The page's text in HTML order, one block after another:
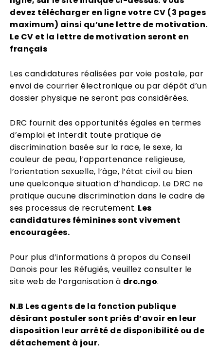
devez télécharger en ligne votre CV (3 pages
maximum) ainsi qu’une lettre de motivation.
Le CV et la lettre de motivation seront en
français
Les candidatures réalisées par voie postale, par
envoi de courrier électronique ou par dépôt d’un
dossier physique ne seront pas considérées.
DRC fournit des opportunités égales en termes
d’emploi et interdit toute pratique de
discrimination basée sur la race, le sexe, la
couleur de peau, l’appartenance religieuse,
l’orientation sexuelle, l’âge, l’état civil ou bien
une quelconque situation d’handicap. Le DRC ne
pratique aucune discrimination dans le cadre de
ses processus de recrutement. Les
candidatures féminines sont vivement
encouragées.
Pour plus d’informations à propos du Conseil
Danois pour les Réfugiés, veuillez consulter le
site web de l’organisation à drc.ngo.
N.B Les agents de la fonction publique
désirant postuler sont priés d’avoir en leur
disposition leur arrêté de disponibilité ou de
détachement à jour.